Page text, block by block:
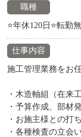
職種
⭐年休120日⭐転勤
仕事内容
施工管理業務をお
・木造軸組（在来
・予算作成、部材
・お施主様との打
・各種検査の立会